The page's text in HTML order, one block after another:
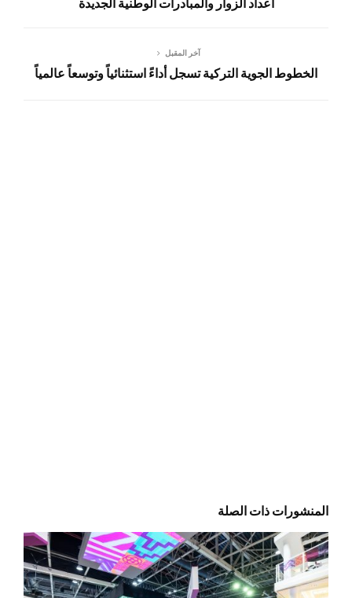
أعداد الزوار والمبادرات الوطنية الجديدة
آخر المقبل
الخطوط الجوية التركية تسجل أداءً استثنائياً وتوسعاً عالمياً
المنشورات ذات الصلة